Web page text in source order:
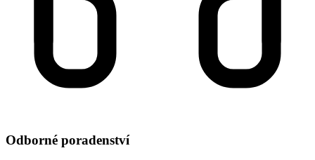
Odborné poradenství